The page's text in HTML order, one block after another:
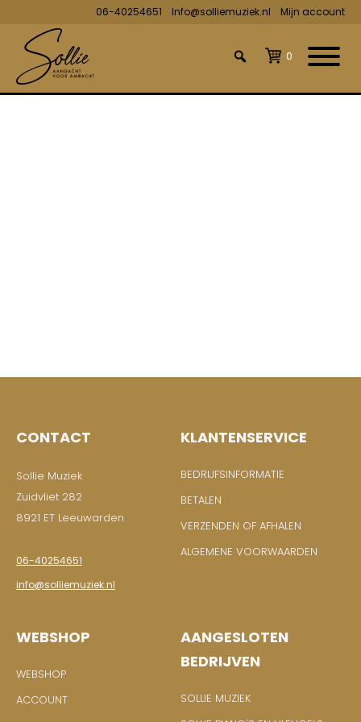
06-40254651 Info@solliemuziek.nl Mijn account
0
CONTACT
Sollie Muziek
Zuidvliet 282
8921 ET Leeuwarden
06-40254651
info@solliemuziek.nl
KLANTENSERVICE
BEDRIJFSINFORMATIE
BETALEN
VERZENDEN OF AFHALEN
ALGEMENE VOORWAARDEN
WEBSHOP
WEBSHOP
ACCOUNT
AANGESLOTEN
BEDRIJVEN
SOLLIE MUZIEK